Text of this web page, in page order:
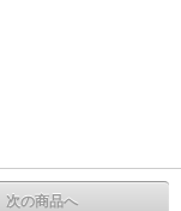
次の商品へ